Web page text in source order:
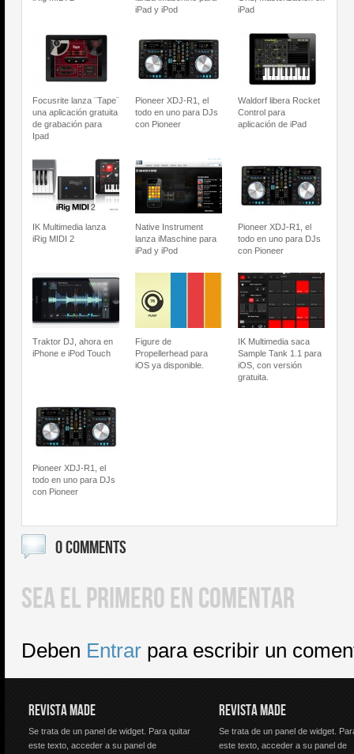
iPad y iPod
iPad
Focusrite lanza ¨Tape¨
una aplicación gratuita
de grabación para
Ipad
Pioneer XDJ-R1, el
todo en uno para DJs
con Pioneer
Waldorf libera Rocket
Control para
aplicación de iPad
IK Multimedia lanza
iRig MIDI 2
Native Instrument
lanza iMaschine para
iPad y iPod
Pioneer XDJ-R1, el
todo en uno para DJs
con Pioneer
Traktor DJ, ahora en
iPhone e iPod Touch
Figure de
Propellerhead para
iOS ya disponible.
IK Multimedia saca
Sample Tank 1.1 para
iOS, con versión
gratuita.
Pioneer XDJ-R1, el
todo en uno para DJs
con Pioneer
0 COMMENTS
SEA EL PRIMERO EN COMENTAR
Deben Entrar para escribir un
REVISTA MADE
Se trata de un panel de widget. Para quitar
este texto, acceder a su panel de
REVISTA MADE
Se trata de un panel de widget.
este texto, acceder a su panel de